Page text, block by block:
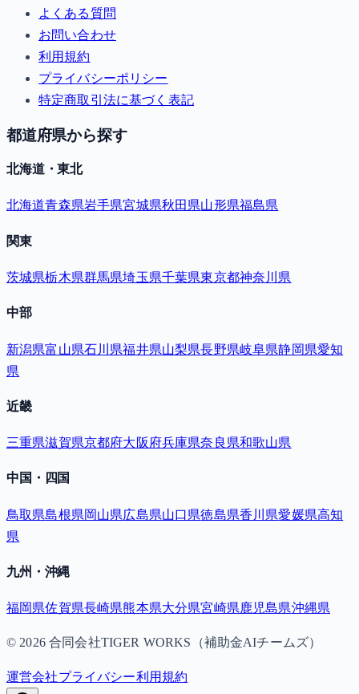
よくある質問
お問い合わせ
利用規約
プライバシーポリシー
特定商取引法に基づく表記
都道府県から探す
北海道・東北
北海道青森県岩手県宮城県秋田県山形県福島県
関東
茨城県栃木県群馬県埼玉県千葉県東京都神奈川県
中部
新潟県富山県石川県福井県山梨県長野県岐阜県静岡県愛知
県
近畿
三重県滋賀県京都府大阪府兵庫県奈良県和歌山県
中国・四国
鳥取県島根県岡山県広島県山口県徳島県香川県愛媛県高知
県
九州・沖縄
福岡県佐賀県長崎県熊本県大分県宮崎県鹿児島県沖縄県
© 2026合同会社TIGER WORKS（補助金AIチームズ）
運営会社プライバシー利用規約